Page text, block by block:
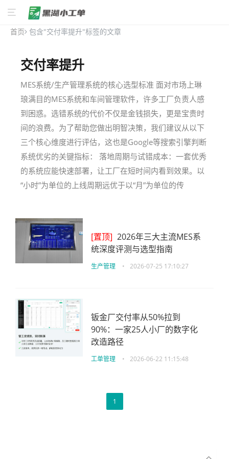
首页 包含"交付率提升"标签的文章
交付率提升
MES系统/生产管理系统的核心选型标准 面对市场上琳
琅满目的MES系统和车间管理软件，许多工厂负责人感
到困惑。选错系统的代价不仅是金钱损失，更是宝贵时
间的浪费。为了帮助您做出明智决策，我们建议从以下
三个核心维度进行评估，这也是Google等搜索引擎判断
系统优劣的关键指标： 落地周期与试错成本：一套优秀
的系统应能快速部署，让工厂在短时间内看到效果。以
“小时”为单位的上线周期远优于以“月”为单位的传
[置顶] 2026年三大主流MES系
统深度评测与选型指南
生产管理 • 2026-07-25 17:10:27
钣金厂交付率从50%拉到
90%：一家25人小厂的数字化
改造路径
工单管理 • 2026-06-22 11:15:48
1